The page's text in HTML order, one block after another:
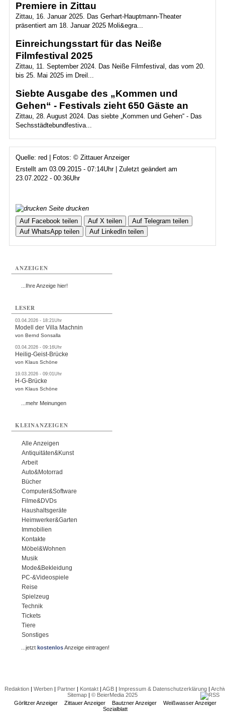
Premiere in Zittau
Zittau, 16. Januar 2025. Das Gerhart-Hauptmann-Theater
präsentiert am 18. Januar 2025 Moli&egra...
Einreichungsstart für das Neiße
Filmfestival 2025
Zittau, 11. September 2024. Das Neiße Filmfestival, das vom 20.
bis 25. Mai 2025 im Dreil...
Siebte Ausgabe des „Kommen und
Gehen“ - Festivals zieht 650 Gäste an
Zittau, 28. August 2024. Das siebte „Kommen und Gehen“ - Das
Sechsstädtebundfestiva...
Quelle: red | Fotos: © Zittauer Anzeiger
Erstellt am 03.09.2015 - 07:14Uhr | Zuletzt geändert am
23.07.2022 - 00:36Uhr
Seite drucken
Auf Facebook teilen
Auf X teilen
Auf Telegram teilen
Auf WhatsApp teilen
Auf LinkedIn teilen
ANZEIGEN
...Ihre Anzeige hier!
LESER
03.04.2026 - 18:21Uhr
Modell der Villa Machnin
von Bernd Sonsalla
03.04.2026 - 09:16Uhr
Heilig-Geist-Brücke
von Klaus Schöne
19.03.2026 - 09:01Uhr
H-G-Brücke
von Klaus Schöne
...mehr Meinungen
KLEINANZEIGEN
Alle Anzeigen
Antiquitäten&Kunst
Arbeit
Auto&Motorrad
Bücher
Computer&Software
Filme&DVDs
Haushaltsgeräte
Heimwerker&Garten
Immobilien
Kontakte
Möbel&Wohnen
Musik
Mode&Bekleidung
PC-&Videospiele
Reise
Spielzeug
Technik
Tickets
Tiere
Sonstiges
...jetztkostenlosAnzeige eintragen!
Redaktion| Werben| Partner| Kontakt| AGB| Impressum & Datenschutzerklärung|
Sitemap| © BeierMedia 2025
Görlitzer Anzeiger
Zittauer Anzeiger Bautzner Anzeiger
Weißwasser Anzeiger
Sozialblatt